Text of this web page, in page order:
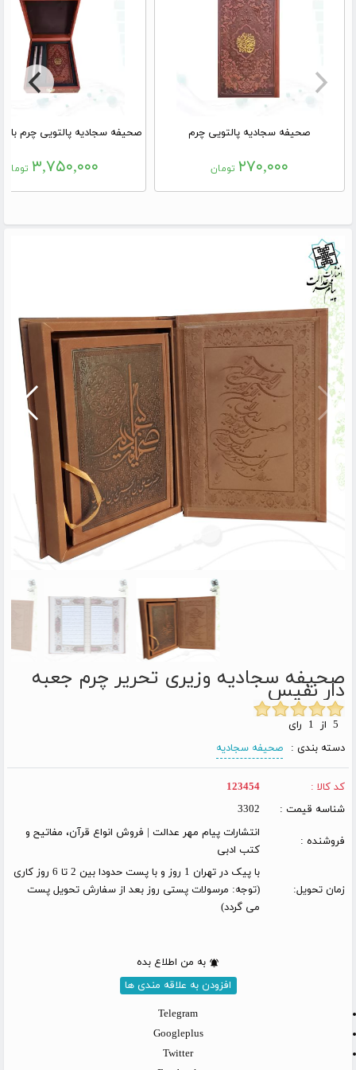
صحیفه سجادیه پالتویی چرم
۲۷۰,۰۰۰ تومان ۳,۷۵۰,۰۰۰ تومان
صحیفه سجادیه وزیری تحریر چرم جعبه
دار نفیس
دسته بندی :
صحیفه سجادیه
کد کالا :
123454
شناسه قیمت :
3302
فروشنده :
انتشارات پیام مهر عدالت | فروش انواع قرآن، مفاتیح و
کتب ادبی
زمان تحویل:
با پیک در تهران 1 روز و با پست حدودا بین 2 تا 6 روز کاری
(توجه: مرسولات پستی روز بعد از سفارش تحویل پست
می گردد)
به من اطلاع بده
افزودن به علاقه مندی ها
Telegram
Googleplus
Twitter